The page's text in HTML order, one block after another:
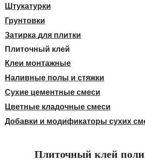
Главная
О компании
Доставка
Оплата
Контакты
Войти в магазин
Штукатурки
Грунтовки
Затирка для плитки
Плиточный клей
Клеи монтажные
Наливные полы и стяжки
Сухие цементные смеси
Цветные кладочные смеси
Добавки и модификаторы сухих
Плиточный клей